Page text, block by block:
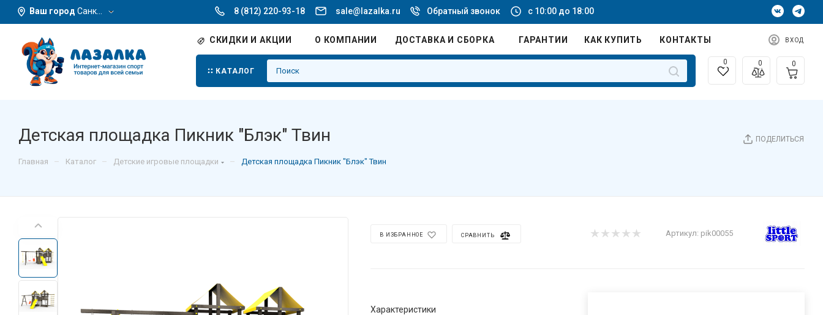
Ваш город Санкт-Петербург 8 (812) 220-93-18 sale@lazalka.ru Обратный звонок с 10:00 до 18:00
СКИДКИ И АКЦИИ О КОМПАНИИ ДОСТАВКА И СБОРКА ГАРАНТИИ КАК КУПИТЬ КОНТАКТЫ ВХОД
КАТАЛОГ
0 0 0
ПОДЕЛИТЬСЯ
Детская площадка Пикник "Блэк" Твин
Главная – Каталог – Детские игровые площадки – Детская площадка Пикник "Блэк" Твин
В ИЗБРАННОЕ СРАВНИТЬ Артикул: pik00055
Характеристики